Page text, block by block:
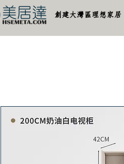
創建大灣區理想家居